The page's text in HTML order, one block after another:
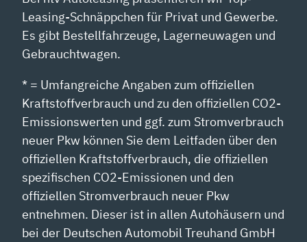
Leasing-Schnäppchen für Privat und Gewerbe.
Es gibt Bestellfahrzeuge, Lagerneuwagen und
Gebrauchtwagen.
* = Umfangreiche Angaben zum offiziellen
Kraftstoffverbrauch und zu den offiziellen CO2-
Emissionswerten und ggf. zum Stromverbrauch
neuer Pkw können Sie dem Leitfaden über den
offiziellen Kraftstoffverbrauch, die offiziellen
spezifischen CO2-Emissionen und den
offiziellen Stromverbrauch neuer Pkw
entnehmen. Dieser ist in allen Autohäusern und
bei der Deutschen Automobil Treuhand GmbH